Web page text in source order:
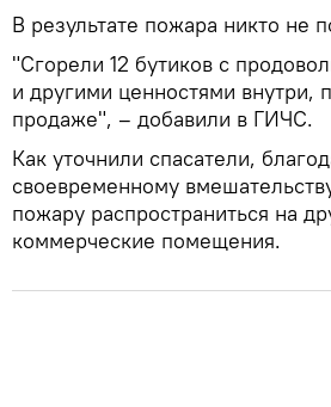
В результате пожара никто не
"Сгорели 12 бутиков с
и другими ценностями внутри,
продаже", – добавили в ГИЧС.
Как уточнили спасатели,
своевременному
пожару распространиться на
коммерческие помещения.